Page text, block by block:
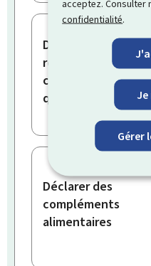
acceptez. Consulter
confidentialité.
Gérer
Demander un
remboursement
congé politique
qu’employeur
Déclarer des
compléments
alimentaires